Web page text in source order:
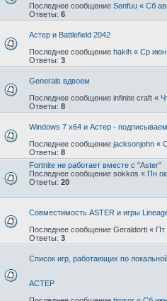
Последнее сообщение Senfuu « Сб
Ответы: 6
Астер и Battlefield 2042
Последнее сообщение hakih « Ср июн
Ответы: 3
Generals вдвоем
Последнее сообщение infinite craft «
Ответы: 8
Windows 7 x64 и Астер -
Последнее сообщение jacksonjohn «
Ответы: 8
Fortnite не работает вместе с "Aster"
Последнее сообщение sokkos « Пн
Ответы: 20
Совместимость ASTER и игры
Последнее сообщение Geraldorti « Пт
Ответы: 3
Список игр, работающих по
АСТЕР